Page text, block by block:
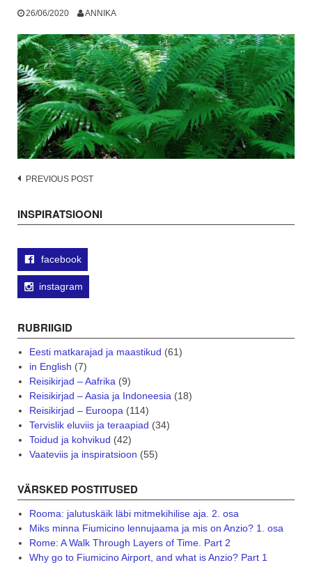
26/06/2020 ANNIKA
Post
PREVIOUS POST
INSPIRATSIOONI
facebook
instagram
RUBRIIGID
Eesti matkarajad ja maastikud (61)
in English (7)
Reisikirjad – Aafrika (9)
Reisikirjad – Aasia ja Indoneesia (18)
Reisikirjad – Euroopa (114)
Tervislik eluviis ja teraapiad (34)
Toidud ja kohvikud (42)
Vaateviis ja inspiratsioon (55)
VÄRSKED POSTITUSED
Rooma: jalutuskäik läbi mitmekihilise aja. 2. osa
Miks minna Fiumicino lennujaama ja mis on Anzio? 1. osa
Rome: A Walk Through Layers of Time. Part 2
Why go to Fiumicino Airport, and what is Anzio? Part 1